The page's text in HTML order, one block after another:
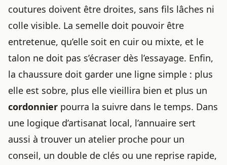
coutures doivent être droites, sans fils lâches ni
colle visible. La semelle doit pouvoir être
entretenue, qu’elle soit en cuir ou mixte, et le
talon ne doit pas s’écraser dès l’essayage. Enfin,
la chaussure doit garder une ligne simple : plus
elle est sobre, plus elle vieillira bien et plus un
cordonnier pourra la suivre dans le temps. Dans
une logique d’artisanat local, l’annuaire sert
aussi à trouver un atelier proche pour un
conseil, un double de clés ou une reprise rapide,